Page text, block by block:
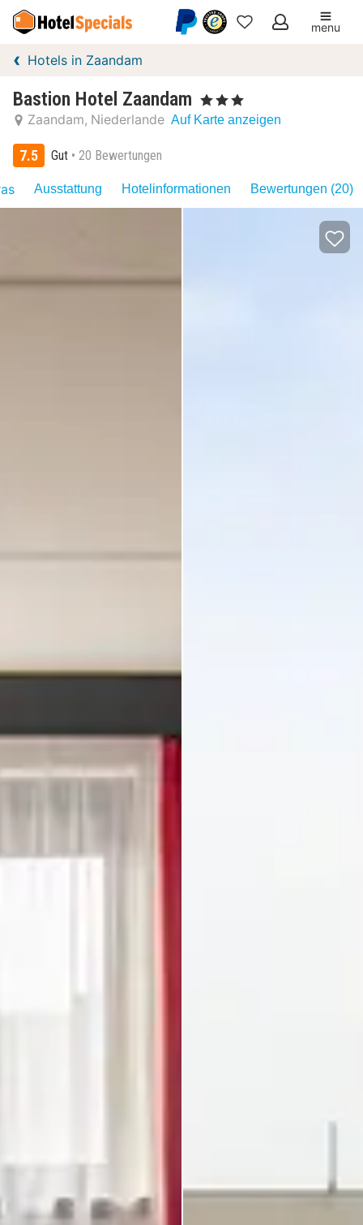
Meine
menu
Hotels in Zaandam
Bastion Hotel Zaandam , 3 Sterne
Zaandam Niederlande Auf Karte anzeigen
7.5 Gut 20 Bewertungen
Ausstattung Hotelinformationen Bewertungen (20)